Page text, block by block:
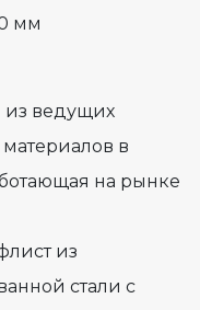
мм
из ведущих
в
на рынке
из
стали с